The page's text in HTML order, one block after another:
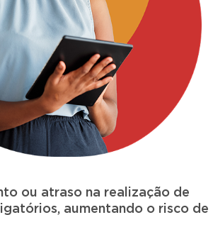
ou atraso na realização de
aumentando o risco de